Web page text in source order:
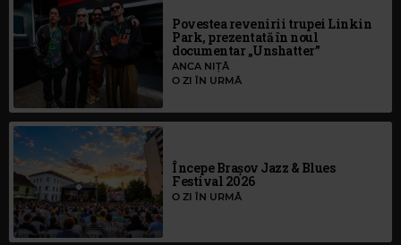
Povestea revenirii trupei Linkin
Park, prezentată în noul
documentar „Unshatter”
ANCA NIȚĂ
O ZI ÎN URMĂ
Începe Brașov Jazz & Blues
Festival 2026
O ZI ÎN URMĂ